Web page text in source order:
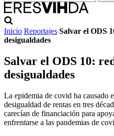
Inicio Reportajes Salvar el ODS
desigualdades
Salvar el ODS 10:
desigualdades
La epidemia de covid ha causado
desigualdad de rentas en tres
carecían de financiación para
enfrentarse a las pandemias de